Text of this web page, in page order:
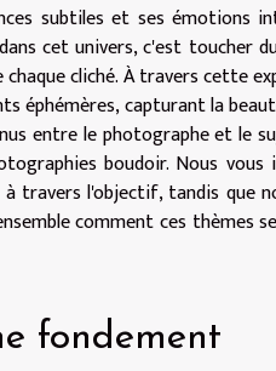
subtiles et ses émotions
cet univers, c'est toucher
cliché. À travers cette
éphémères, capturant la
entre le photographe et le
boudoir. Nous
travers l'objectif, tandis que
comment ces thèmes
fondement